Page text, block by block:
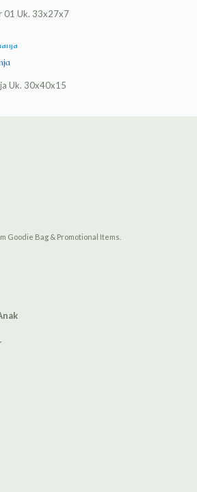
01 Uk. 33x27x7
Uk. 30x40x15
Goodie Bag & Promotional Items.